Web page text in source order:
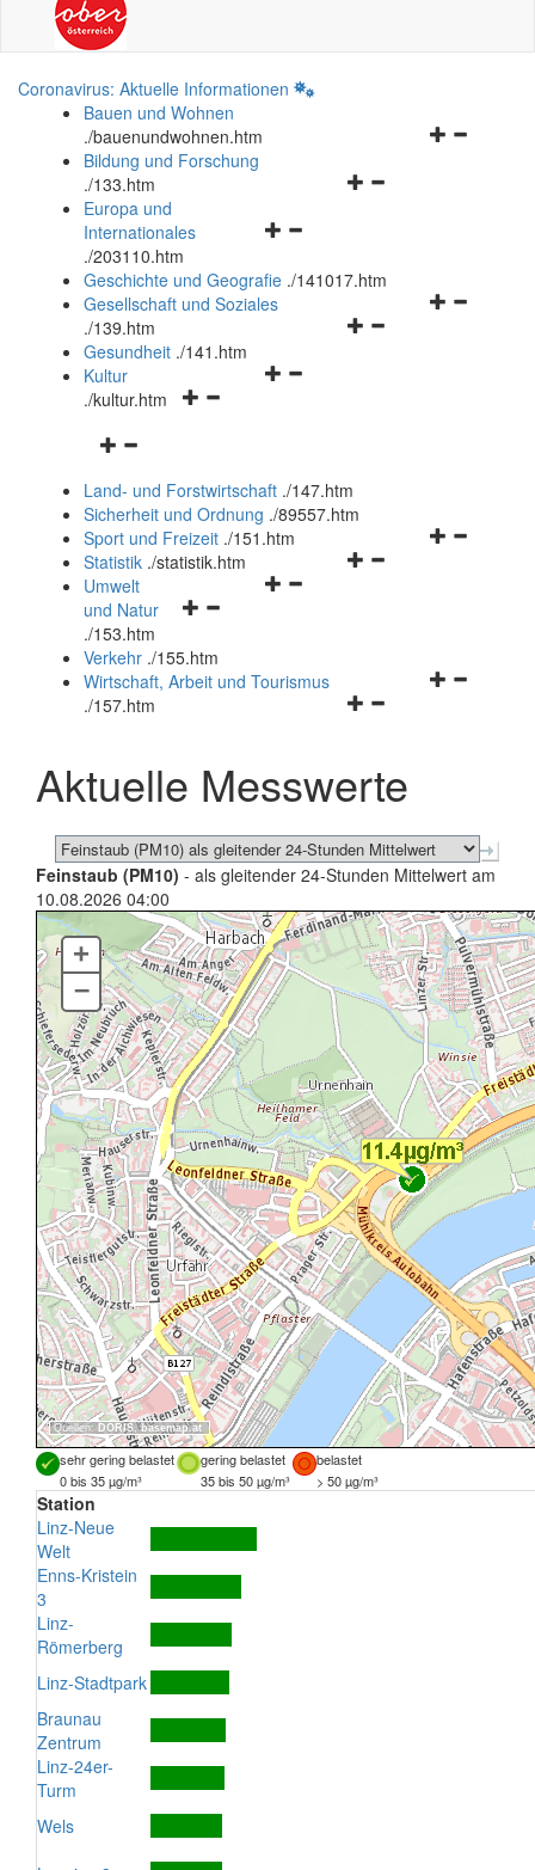
Coronavirus: Aktuelle Informationen
Bauen und Wohnen
./bauenundwohnen.htm
Navigationsmenü
Bildung und Forschung
./133.htm
Navigationsmenü
und
schließen
Europa und
Internationales
./203110.htm
Geschichte und Geografie ./141017.htm
Navigationsmenü
Gesellschaft und Soziales
./139.htm
Navigationsmenü
Gesundheit ./141.htm
Navigationsmenü
Kultur
./kultur.htm
Navigationsmenü
und
schließen
Land- und Forstwirtschaft ./147.htm
Sicherheit und Ordnung ./89557.htm
Navigationsmenü
Sport und Freizeit ./151.htm
Navigationsmenü
Statistik ./statistik.htm
Navigationsmenü
und
schließen
Umwelt
und Natur
./153.htm
Verkehr ./155.htm
Navigationsmenü
schließen
Wirtschaft, Arbeit und Tourismus
./157.htm
Aktuelle Messwerte
Feinstaub (PM10) - als gleitender 24-Stunden Mittelwert am
10.08.2026 04:00
Quellen: DORIS,basemap.at
+
–
sehr gering belastet gering belastet
belastet
0 bis 35 µg/m³
35 bis 50 µg/m³ > 50 µg/m³
Station
Linz-Neue
Welt
Enns-Kristein
3
Linz-
Römerberg
Linz-Stadtpark
Braunau
Zentrum
Linz-24er-
Turm
Wels